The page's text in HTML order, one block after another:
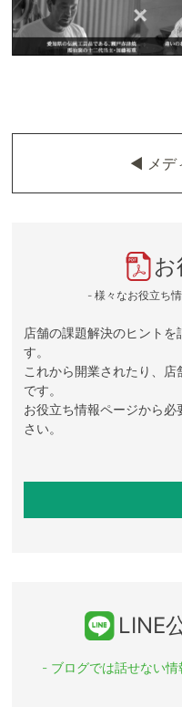
◀︎ メデ
お
- 様々なお役立ち
店舗の課題解決のヒントを
す。
これから開業されたり、店
です。
お役立ち情報ページから
さい。
LINE
- ブログでは話せない